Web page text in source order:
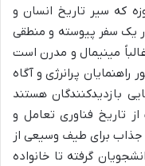
که سیر تاریخ انسان و
یک سفر پیوسته و منطقی
مینیمال و مدرن است
پرانرژی و آگاه
بازدیدکنندگان هستند
تاریخ فناوری تعامل و
جذاب برای طیف وسیعی از
گرفته تا خانواده